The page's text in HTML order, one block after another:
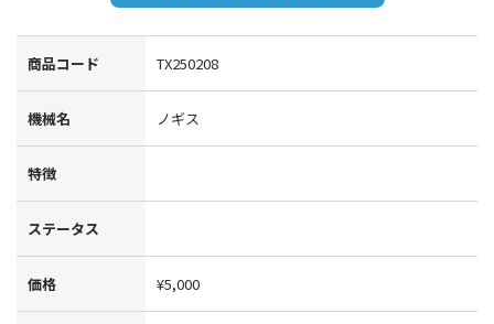
商品コード TX250208
機械名 ノギス
特徴
ステータス
価格 ¥5,000